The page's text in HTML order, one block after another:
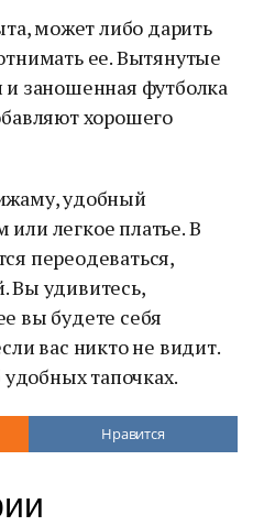
может либо дарить
ее. Вытянутые
и заношенная футболка
хорошего
удобный
легкое платье. В
переодеваться,
Вы удивитесь,
вы будете себя
вас никто не видит.
удобных тапочках.
Нравится